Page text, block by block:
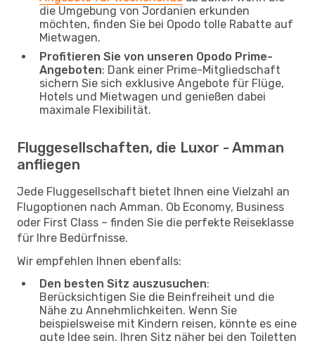
die Umgebung von Jordanien erkunden
möchten, finden Sie bei Opodo tolle Rabatte auf
Mietwagen.
Profitieren Sie von unseren Opodo Prime-
Angeboten: Dank einer Prime-Mitgliedschaft
sichern Sie sich exklusive Angebote für Flüge,
Hotels und Mietwagen und genießen dabei
maximale Flexibilität.
Fluggesellschaften, die Luxor - Amman
anfliegen
Jede Fluggesellschaft bietet Ihnen eine Vielzahl an
Flugoptionen nach Amman. Ob Economy, Business
oder First Class – finden Sie die perfekte Reiseklasse
für Ihre Bedürfnisse.
Wir empfehlen Ihnen ebenfalls:
Den besten Sitz auszusuchen:
Berücksichtigen Sie die Beinfreiheit und die
Nähe zu Annehmlichkeiten. Wenn Sie
beispielsweise mit Kindern reisen, könnte es eine
gute Idee sein, Ihren Sitz näher bei den Toiletten